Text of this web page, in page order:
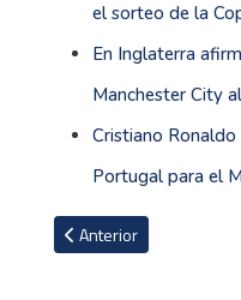
el sorteo de la
En Inglaterra
Manchester City
Cristiano
Portugal para el
Artículo anterior: Los
Anterior